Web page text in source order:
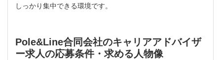
しっかり集中できる環境です。
Pole&Line合同会社のキャリアアドバイザ
ー求人の応募条件・求める人物像